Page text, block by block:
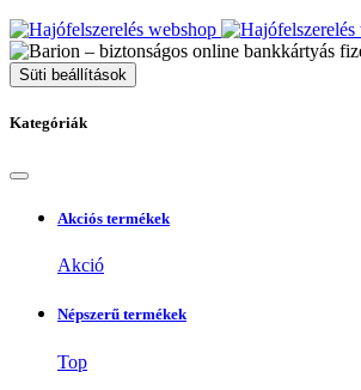
Süti beállítások
Kategóriák
Akciós termékek
Akció
Népszerű termékek
Top